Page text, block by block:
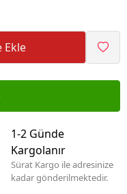
Ekle
1-2 Günde
Kargolanır
Sürat Kargo ile adresinize
kadar gönderilmektedir.